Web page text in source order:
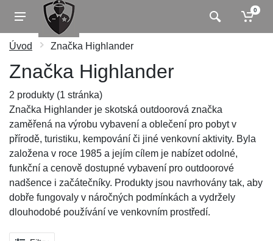
0
Úvod Značka Highlander
Značka Highlander
2 produkty (1 stránka)
Značka Highlander je skotská outdoorová značka
zaměřená na výrobu vybavení a oblečení pro pobyt v
přírodě, turistiku, kempování či jiné venkovní aktivity. Byla
založena v roce 1985 a jejím cílem je nabízet odolné,
funkční a cenově dostupné vybavení pro outdoorové
nadšence i začátečníky. Produkty jsou navrhovány tak, aby
dobře fungovaly v náročných podmínkách a vydržely
dlouhodobé používání ve venkovním prostředí.